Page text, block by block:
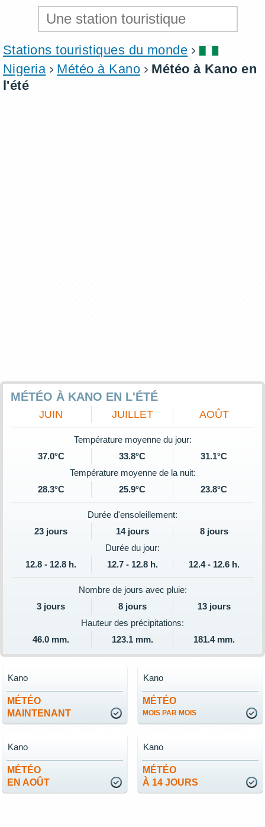
Stations touristiques du monde
Nigeria
Météo à Kano
Météo à Kano en
l'été
MÉTÉO À KANO EN L'ÉTÉ
JUIN JUILLET AOÛT
Température moyenne du jour:
37.0°C
33.8°C
31.1°C
Température moyenne de la nuit:
28.3°C
25.9°C 23.8°C
Durée d'ensoleillement:
23 jours
14 jours
8 jours
Durée du jour:
12.8 - 12.8 h.
12.7 - 12.8 h. 12.4 - 12.6 h.
Nombre de jours avec pluie:
3 jours
8 jours
13 jours
Hauteur des précipitations:
46.0 mm.
123.1 mm. 181.4 mm.
MÉTÉO
MAINTENANT
Kano
MÉTÉO
MOIS PAR MOIS
Kano
MÉTÉO
EN AOÛT
Kano
MÉTÉO
À 14 JOURS
Kano